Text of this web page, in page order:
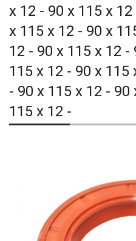
x 12 - 90 x 115 x
x 115 x 12 - 90 x
12 - 90 x 115 x 12 -
115 x 12 - 90 x 115
- 90 x 115 x 12 - 90
115 x 12 -